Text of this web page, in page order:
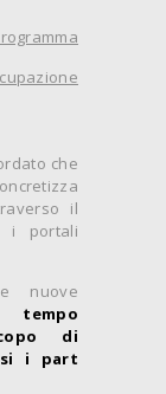
che
il
i portali
nuove
tempo
di
i part